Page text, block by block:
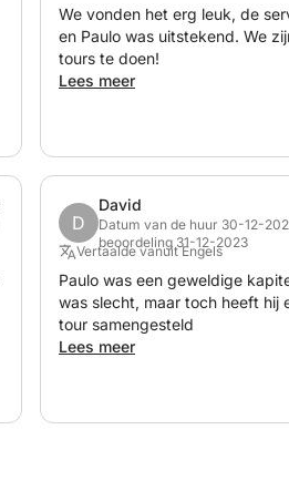
We vonden het erg leuk, de
en Paulo was uitstekend. We
tours te doen!
Lees meer
D
David
Datum van de huur 30-12-
beoordeling 31-12-2023
Vertaalde vanuit Engels
Paulo was een geweldige
was slecht, maar toch heeft hij
tour samengesteld
Lees meer